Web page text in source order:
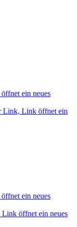
ein neues
Link, Link öffnet ein
ein neues
öffnet ein neues